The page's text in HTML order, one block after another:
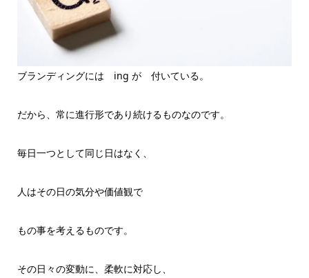
ブランディングには ing が 付いている。
だから、常に進行形であり続けるものなのです。
毎日一つとして同じ日はなく、
人はその日の気分や価値観で
もの事を考えるものです。
その日々の変動に、柔軟に対応し、